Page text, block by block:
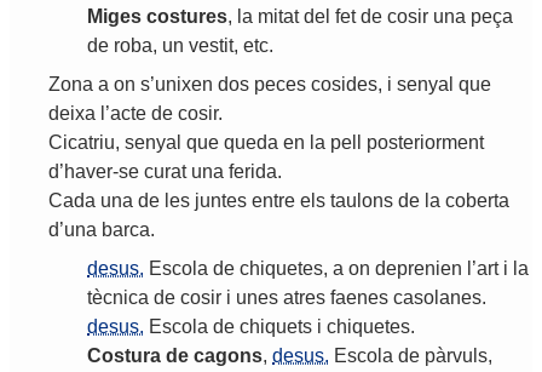
Miges costures, la mitat del fet de cosir una peça
de roba, un vestit, etc.
Zona a on s’unixen dos peces cosides, i senyal que
deixa ’acte de cosir.
Cicatriu, senyal que queda en la pell
posteriorment
d’haver-se curat una ferida.
Cada una de les juntes entre els taulons de la coberta
d’una barca.
desus. Escola de chiquetes, a on deprenien ’art i la
tècnica de cosir i unes atres faenes casolanes.
desus. Escola de chiquets i chiquetes.
Costura de cagons, desus. Escola de pàrvuls,